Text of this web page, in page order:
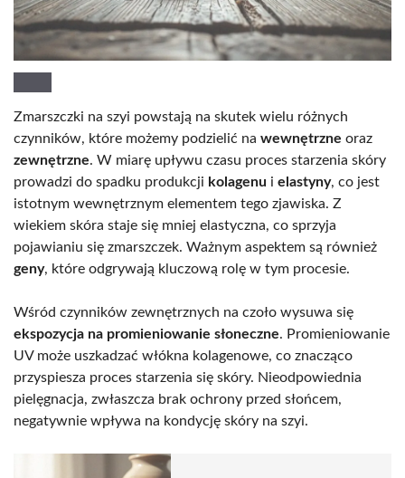
Zmarszczki na szyi powstają na skutek wielu różnych
czynników, które możemy podzielić na wewnętrzne oraz
zewnętrzne. W miarę upływu czasu proces starzenia skóry
prowadzi do spadku produkcji kolagenu i elastyny, co jest
istotnym wewnętrznym elementem tego zjawiska. Z
wiekiem skóra staje się mniej elastyczna, co sprzyja
pojawianiu się zmarszczek. Ważnym aspektem są również
geny, które odgrywają kluczową rolę w tym procesie.
Wśród czynników zewnętrznych na czoło wysuwa się
ekspozycja na promieniowanie słoneczne. Promieniowanie
UV może uszkadzać włókna kolagenowe, co znacząco
przyspiesza proces starzenia się skóry. Nieodpowiednia
pielęgnacja, zwłaszcza brak ochrony przed słońcem,
negatywnie wpływa na kondycję skóry na szyi.